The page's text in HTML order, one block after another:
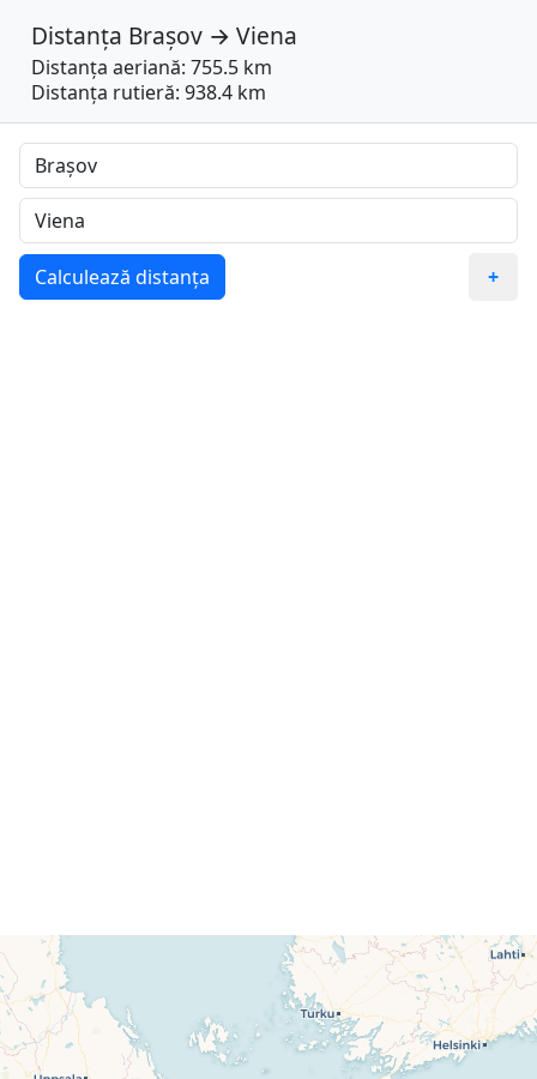
Distanța Brașov → Viena
Distanța aeriană: 755.5 km
Distanța rutieră: 938.4 km
Calculează distanța +